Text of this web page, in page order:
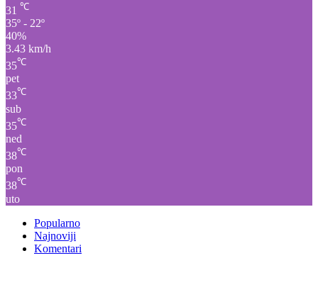
31 ℃
35º - 22º
40%
3.43 km/h
35℃
pet
33℃
sub
35℃
ned
38℃
pon
38℃
uto
Popularno
Najnoviji
Komentari